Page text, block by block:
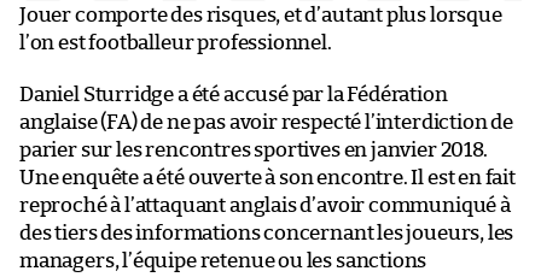
Jouer comporte des risques, et d’autant plus lorsque
l’on est footballeur professionnel.
Daniel Sturridge a été accusé par la Fédération
anglaise (FA) de ne pas avoir respecté l’interdiction de
parier sur les rencontres sportives en janvier 2018.
Une enquête a été ouverte à son encontre. Il est en fait
reproché à l’attaquant anglais d’avoir communiqué à
des tiers des informations concernant les joueurs, les
managers, l’équipe retenue ou les sanctions